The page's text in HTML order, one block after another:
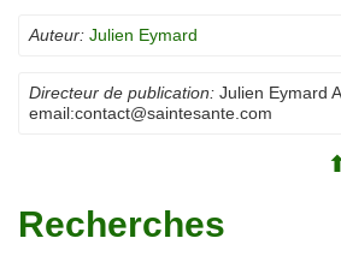
Auteur: Julien Eymard
Directeur de publication: Julien Eymard A
email:contact@saintesante.com
Recherches